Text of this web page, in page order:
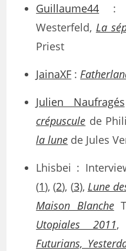
Guillaume44 :
Westerfeld, La
Priest
JainaXF :
Julien Naufragés
crépuscule de
la lune de Jules
Lhisbei :
(1), (2), (3), Lune
Maison Blanche
Utopiales 2011,
Futurians,